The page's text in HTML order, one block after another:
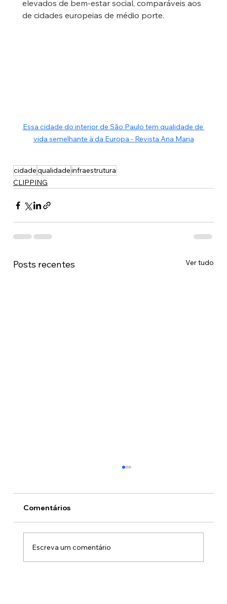
elevados de bem-estar social, comparáveis aos
de cidades europeias de médio porte.
Essa cidade do interior de São Paulo tem qualidade de
vida semelhante à da Europa - Revista Ana Maria
cidadequalidadeinfraestrutura
CLIPPING
Posts recentes Ver tudo
Comentários
Escreva um comentário